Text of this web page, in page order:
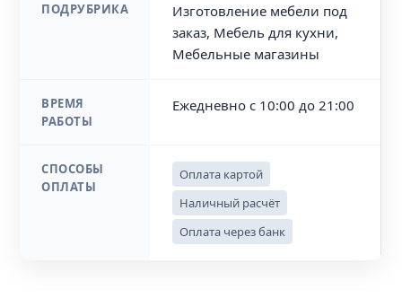
ПОДРУБРИКА
Изготовление мебели под
заказ, Мебель для кухни,
Мебельные магазины
ВРЕМЯ
РАБОТЫ
Ежедневно с 10:00 до 21:00
СПОСОБЫ
ОПЛАТЫ
Оплата картой
Наличный расчёт
Оплата через банк